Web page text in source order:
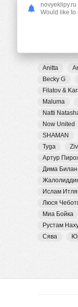
Anitta
Becky G
Filatov &
Maluma
Natti
Now United
SHAMAN
Tyga
Артур
Дима Билан
Ислам
Люся
Миа Бойка
Рустам
Сява
novyeklipy.ru
Would like to